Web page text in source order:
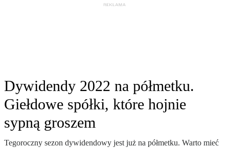
Dywidendy 2022 na półmetku.
Giełdowe spółki, które hojnie
sypną groszem
Tegoroczny sezon dywidendowy jest już na półmetku. Warto mieć